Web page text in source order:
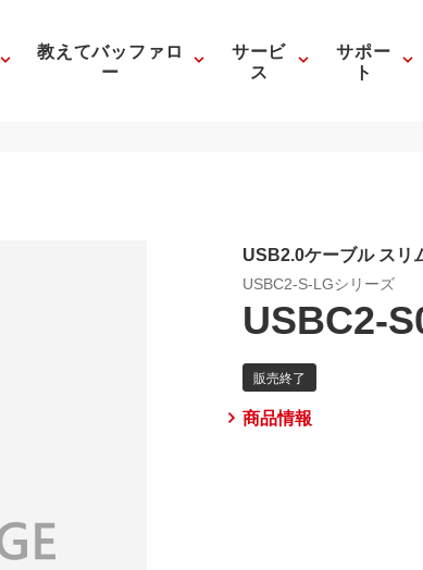
教えてバッファロ
ー
サービ
ス
サポー
ト
USB2.0ケーブル スリ
USBC2-S-LGシリーズ
USBC2-
商品情報